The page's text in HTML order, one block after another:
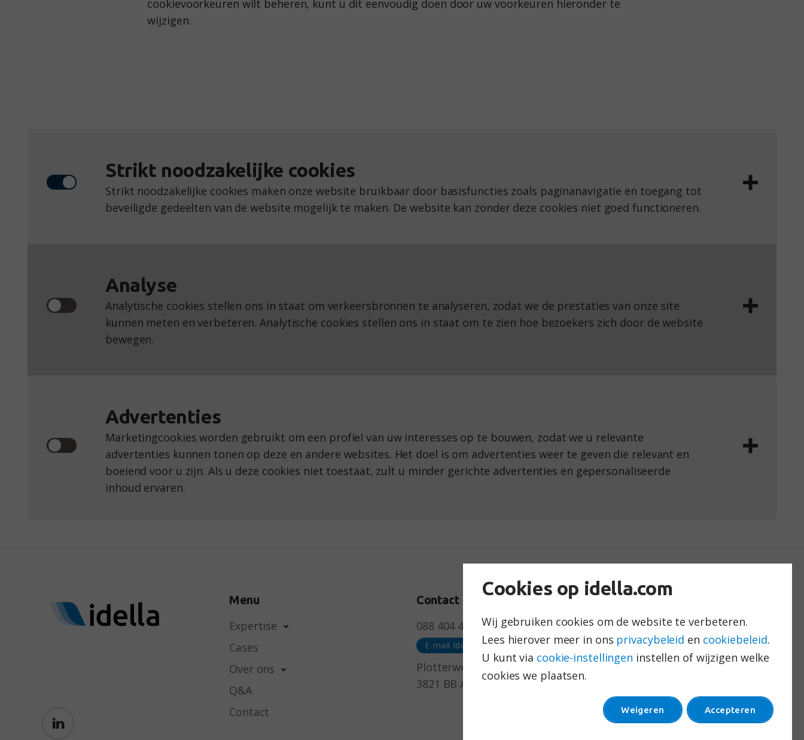
cookievoorkeuren wilt beheren, kunt u dit eenvoudig doen door uw voorkeuren hieronder te
wijzigen.
Strikt noodzakelijke cookies
Strikt noodzakelijke cookies maken onze website bruikbaar door basisfuncties zoals paginanavigatie en toegang tot
beveiligde gedeelten van de website mogelijk te maken. De website kan zonder deze cookies niet goed functioneren.
Toestemming Idella
Analyse
Analytische cookies stellen ons in staat om verkeersbronnen te analyseren, zodat we de prestaties van onze site
kunnen meten en verbeteren. Analytische cookies stellen ons in staat om te zien hoe bezoekers zich door de website
bewegen.
Google Analytics Google
YourWoo YourWoo Nameten van marketinginspanningen 30 HTTPS
Advertenties
Marketingcookies worden gebruikt om een profiel van uw interesses op te bouwen, zodat we u relevante
advertenties kunnen tonen op deze en andere websites. Het doel is om advertenties weer te geven die relevant en
boeiend voor u zijn. Als u deze cookies niet toestaat, zult u minder gerichte advertenties en gepersonaliseerde
inhoud ervaren.
Menu
Expertise
Cases
Over ons
Q&A
Contact
Contact
088 404 4600
Plotterweg 24
3821 BB Amersfoort
Wetgeving & certificering
Algemene voorwaarden
Privacy Verklaring
Cookies
ISO/IEC 27001:2022
Cookies op idella.com
Wij gebruiken cookies om de website te verbeteren.
Lees hierover meer in ons privacybeleid en cookiebeleid.
U kunt via cookie-instellingen instellen of wijzigen welke
cookies we plaatsen.
Weigeren Accepteren